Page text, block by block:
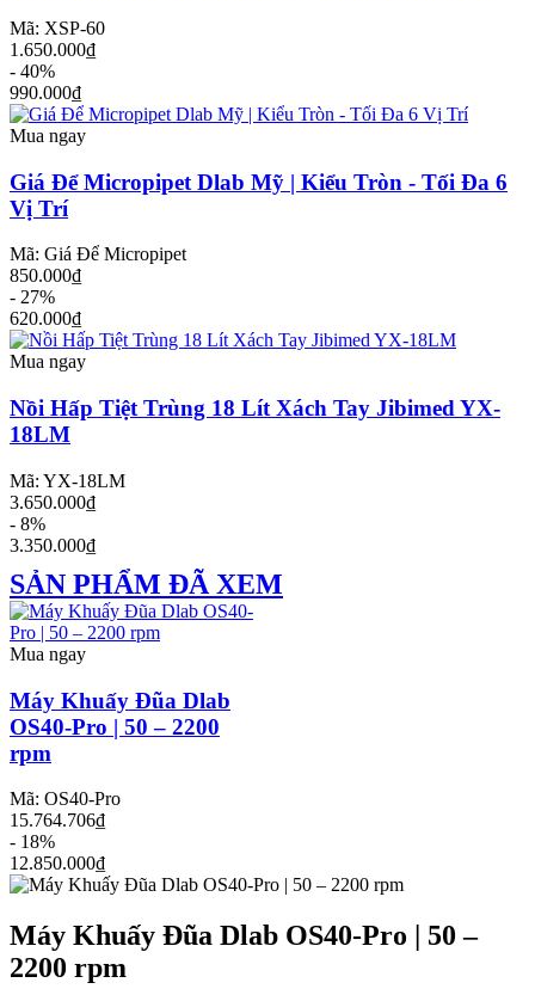
Mã: XSP-60
1.650.000₫
- 40%
990.000₫
Mua ngay
Giá Để Micropipet Dlab Mỹ | Kiểu Tròn - Tối Đa 6
Vị Trí
Mã: Giá Để Micropipet
850.000₫
- 27%
620.000₫
Mua ngay
Nồi Hấp Tiệt Trùng 18 Lít Xách Tay Jibimed YX-
18LM
Mã: YX-18LM
3.650.000₫
- 8%
3.350.000₫
SẢN PHẨM ĐÃ XEM
Mua ngay
Máy Khuấy Đũa Dlab
OS40-Pro | 50 – 2200
rpm
Mã: OS40-Pro
15.764.706₫
- 18%
12.850.000₫
Máy Khuấy Đũa Dlab OS40-Pro | 50 –
2200 rpm